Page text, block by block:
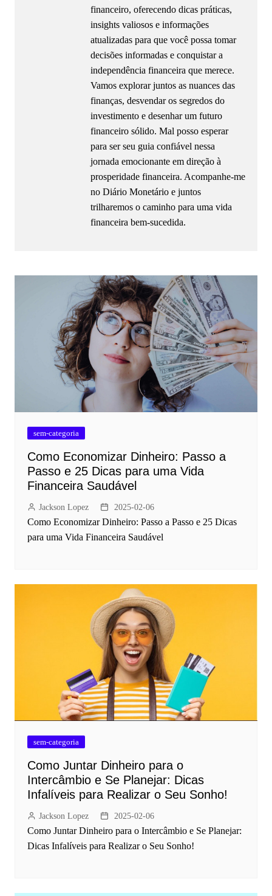
financeiro, oferecendo dicas práticas,
insights valiosos e informações
atualizadas para que você possa tomar
decisões informadas e conquistar a
independência financeira que merece.
Vamos explorar juntos as nuances das
finanças, desvendar os segredos do
investimento e desenhar um futuro
financeiro sólido. Mal posso esperar
para ser seu guia confiável nessa
jornada emocionante em direção à
prosperidade financeira. Acompanhe-me
no Diário Monetário e juntos
trilharemos o caminho para uma vida
financeira bem-sucedida.
sem-categoria
Como Economizar Dinheiro: Passo a
Passo e 25 Dicas para uma Vida
Financeira Saudável
Jackson Lopez 2025-02-06
Como Economizar Dinheiro: Passo a Passo e 25 Dicas
para uma Vida Financeira Saudável
sem-categoria
Como Juntar Dinheiro para o
Intercâmbio e Se Planejar: Dicas
Infalíveis para Realizar o Seu Sonho!
Jackson Lopez 2025-02-06
Como Juntar Dinheiro para o Intercâmbio e Se Planejar:
Dicas Infalíveis para Realizar o Seu Sonho!